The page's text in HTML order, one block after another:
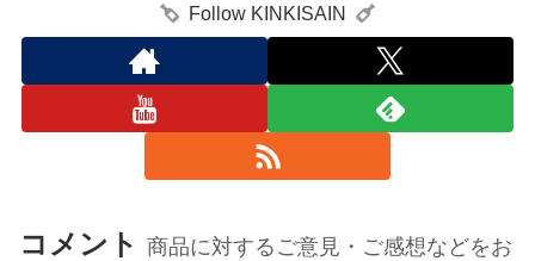
Follow KINKISAIN
コメント 商品に対するご意見・ご感想などをお